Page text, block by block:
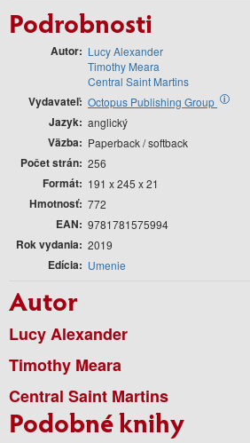
Podrobnosti
Autor
Lucy Alexander
Timothy Meara
Central Saint Martins
Vydavateľ Octopus Publishing Group i
Jazyk anglický
Väzba Paperback / softback
Počet strán 256
Formát 191 x 245 x 21
Hmotnosť 772
EAN 9781781575994
Rok vydania 2019
Edícia Umenie
Autor
Lucy Alexander
Timothy Meara
Central Saint Martins
Podobné knihy